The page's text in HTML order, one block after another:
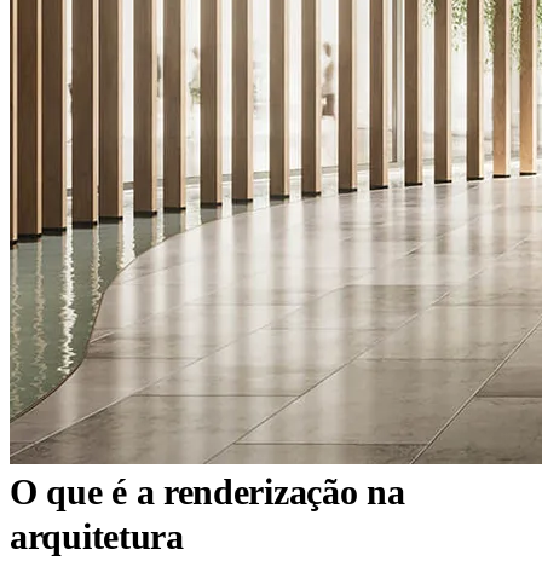
O que é a renderização na
arquitetura